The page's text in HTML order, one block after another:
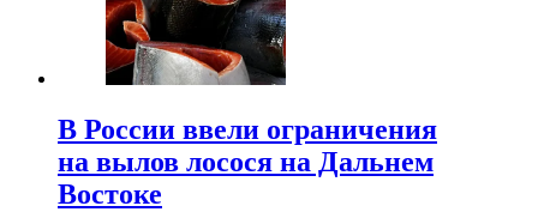
В России ввели ограничения
на вылов лосося на Дальнем
Востоке